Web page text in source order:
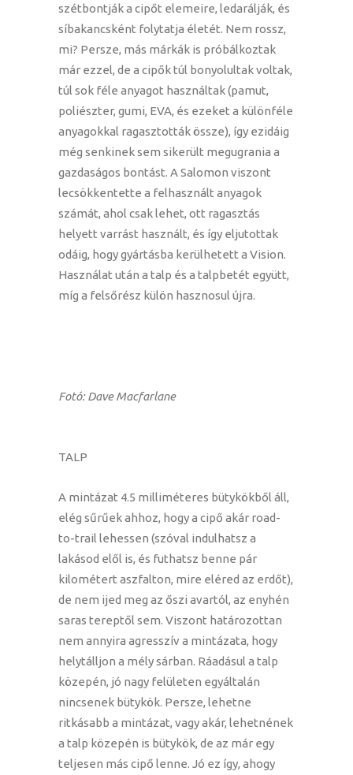
szétbontják a cipőt elemeire, ledarálják, és
síbakancsként folytatja életét. Nem rossz,
mi? Persze, más márkák is próbálkoztak
már ezzel, de a cipők túl bonyolultak voltak,
túl sok féle anyagot használtak (pamut,
poliészter, gumi, EVA, és ezeket a különféle
anyagokkal ragasztották össze), így ezidáig
még senkinek sem sikerült megugrania a
gazdaságos bontást. A Salomon viszont
lecsökkentette a felhasznált anyagok
számát, ahol csak lehet, ott ragasztás
helyett varrást használt, és így eljutottak
odáig, hogy gyártásba kerülhetett a Vision.
Használat után a talp és a talpbetét együtt,
míg a felsőrész külön hasznosul újra.
Fotó: Dave Macfarlane
TALP
A mintázat 4.5 milliméteres bütykökből áll,
elég sűrűek ahhoz, hogy a cipő akár road-
to-trail lehessen (szóval indulhatsz a
lakásod elől is, és futhatsz benne pár
kilométert aszfalton, mire eléred az erdőt),
de nem ijed meg az őszi avartól, az enyhén
saras tereptől sem. Viszont határozottan
nem annyira agresszív a mintázata, hogy
helytálljon a mély sárban. Ráadásul a talp
közepén, jó nagy felületen egyáltalán
nincsenek bütykök. Persze, lehetne
ritkásabb a mintázat, vagy akár, lehetnének
a talp közepén is bütykök, de az már egy
teljesen más cipő lenne. Jó ez így, ahogy